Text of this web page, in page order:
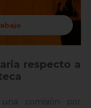
respecto a
comisión por